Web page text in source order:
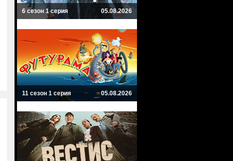
6 сезон 1 серия 05.08.2026
11 сезон 1 серия 05.08.2026